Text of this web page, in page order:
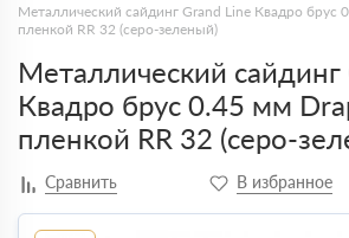
Металлический сайдинг Grand Line Квадро брус
пленкой RR 32 (серо-зеленый)
Металлический сайдинг
Квадро брус 0.45 мм
пленкой RR 32 (серо-